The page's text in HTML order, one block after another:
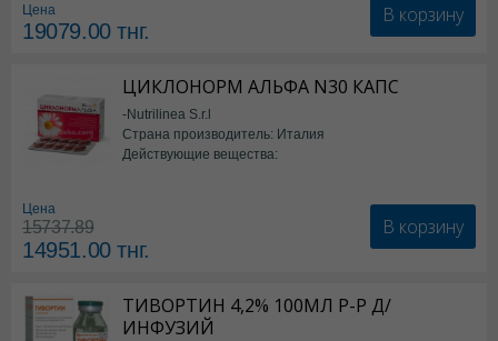
Цена
19079.00тнг.
В корзину
ЦИКЛОНОРМ АЛЬФА N30 КАПС
-Nutrilinea S.r.l
Страна производитель: Италия
Действующие вещества:
Цена
15737.89
14951.00тнг.
В корзину
ТИВОРТИН 4,2% 100МЛ Р-Р Д/
ИНФУЗИЙ